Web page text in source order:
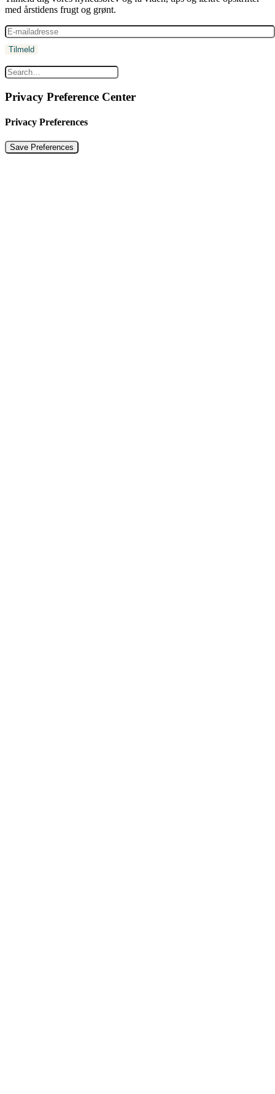
med årstidens frugt og grønt.
Privacy Preference Center
Privacy Preferences